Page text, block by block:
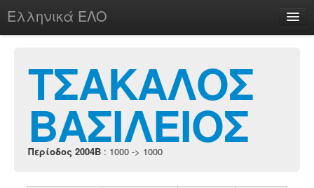
Ελληνικά ΕΛΟ
chesstu.be @ discord
Login
ΤΣΑΚΑΛΟΣ
ΒΑΣΙΛΕΙΟΣ
Περίοδος 2004B : 1000 -> 1000